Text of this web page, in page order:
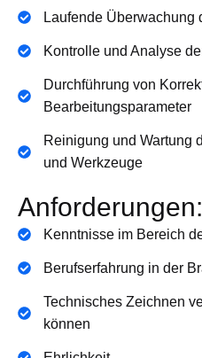
Laufende Überwachung
Kontrolle und Analyse
Durchführung von
Bearbeitungsparameter
Reinigung und Wartung
und Werkzeuge
Anforderungen:
Kenntnisse im Bereich
Berufserfahrung in der
Technisches Zeichnen
können